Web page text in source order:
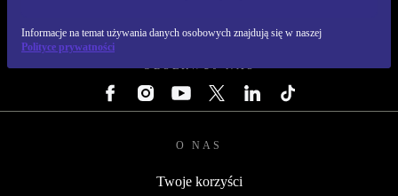
Informacje na temat używania danych osobowych znajdują się w naszej
Polityce prywatności
OBSERWUJ NAS
O NAS
Twoje korzyści